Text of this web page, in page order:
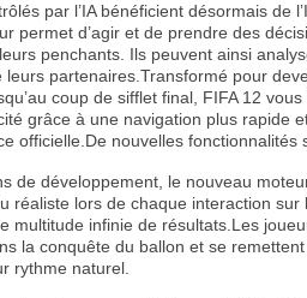
par l’IA bénéficient désormais de
permet d’agir et de prendre des
penchants. Ils peuvent ainsi
leurs partenaires.Transformé pour
coup de sifflet final, FIFA 12
grâce à une navigation plus rapide
officielle.De nouvelles
de développement, le nouveau
réaliste lors de chaque interaction
multitude infinie de résultats.Les
la conquête du ballon et se
rythme naturel.